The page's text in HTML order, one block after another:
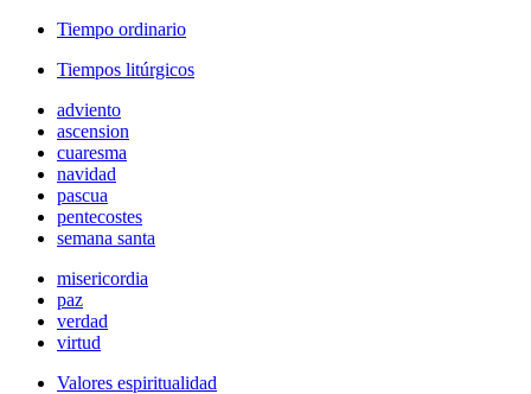
Tiempo ordinario
Tiempos litúrgicos
adviento
ascension
cuaresma
navidad
pascua
pentecostes
semana santa
misericordia
paz
verdad
virtud
Valores espiritualidad